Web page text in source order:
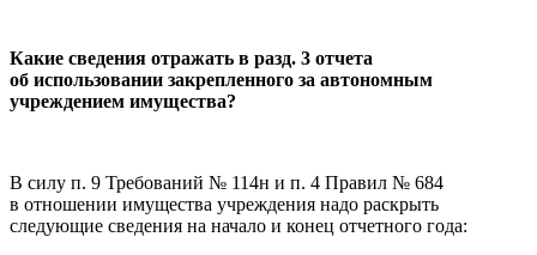
Какие сведения отражать в разд. 3 отчета
об использовании закрепленного за автономным
учреждением имущества?
В силу п. 9 Требований № 114н и п. 4 Правил № 684
в отношении имущества учреждения надо раскрыть
следующие сведения на начало и конец отчетного года: